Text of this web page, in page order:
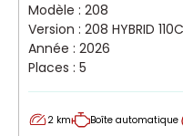
Modèle : 208
Version : 208 HYBRID
Année : 2026
Places : 5
2 km Boîte automatique